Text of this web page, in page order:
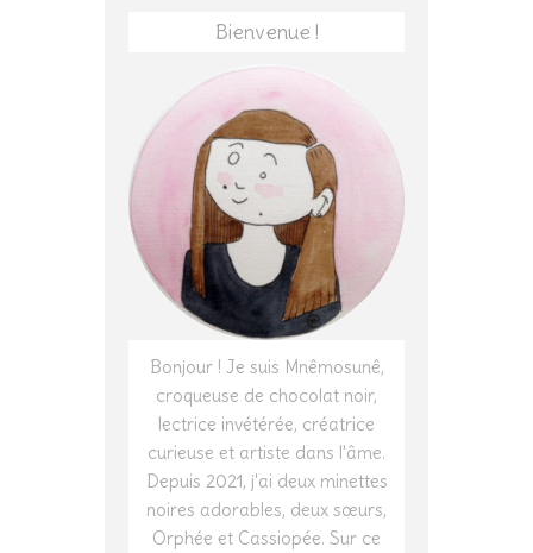
Bienvenue !
Bonjour ! Je suis Mnêmosunê,
croqueuse de chocolat noir,
lectrice invétérée, créatrice
curieuse et artiste dans l'âme.
Depuis 2021, j'ai deux minettes
noires adorables, deux sœurs,
Orphée et Cassiopée. Sur ce